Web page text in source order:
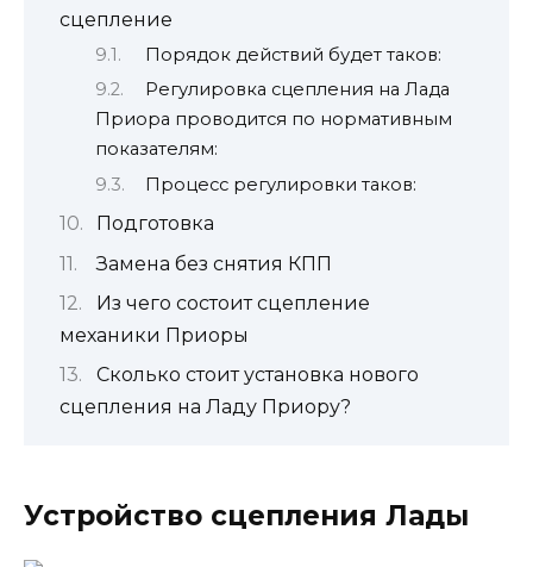
сцепление
Порядок действий будет таков:
Регулировка сцепления на Лада
Приора проводится по нормативным
показателям:
Процесс регулировки таков:
Подготовка
Замена без снятия КПП
Из чего состоит сцепление
механики Приоры
Сколько стоит установка нового
сцепления на Ладу Приору?
Устройство сцепления Лады